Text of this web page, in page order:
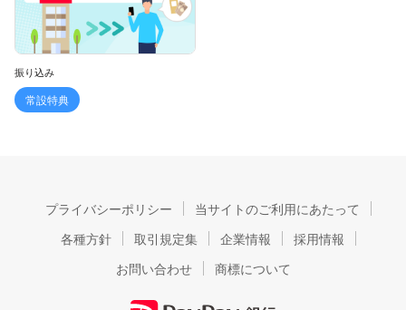
振り込み
常設特典
プライバシーポリシー
当サイトのご利用にあたって
各種方針
取引規定集 企業情報
採用情報
お問い合わせ
商標について